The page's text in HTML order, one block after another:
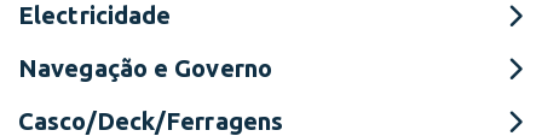
Electricidade
Navegação e Governo
Casco/Deck/Ferragens